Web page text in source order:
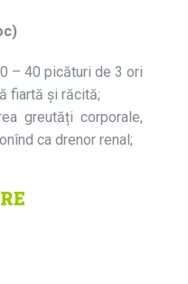
– 40 picături de 3 ori
fiartă şi răcită;
greutăți corporale,
ca drenor renal;